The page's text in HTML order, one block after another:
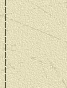
|
|
|
|
|
|
|
|                |
|                |
|
|                |